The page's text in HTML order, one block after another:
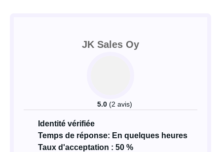
JK Sales Oy
5.0 (2 avis)
Identité vérifiée
Temps de réponse: En quelques heures
Taux d'acceptation : 50 %